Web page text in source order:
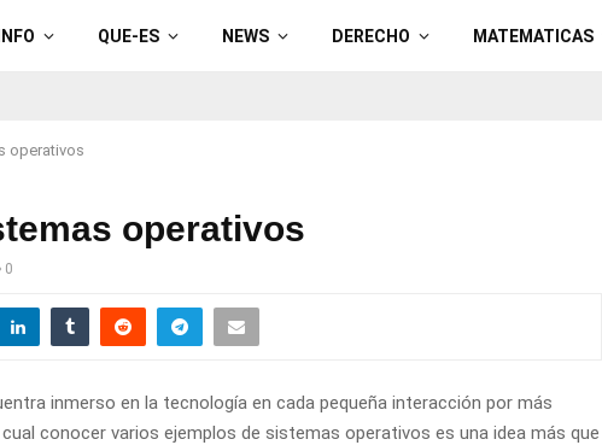
INFO QUE-ES NEWS DERECHO MATEMATICAS
operativos
operativos
0
inmerso en la tecnología en cada pequeña interacción por más
conocer varios ejemplos de sistemas operativos es una idea más que